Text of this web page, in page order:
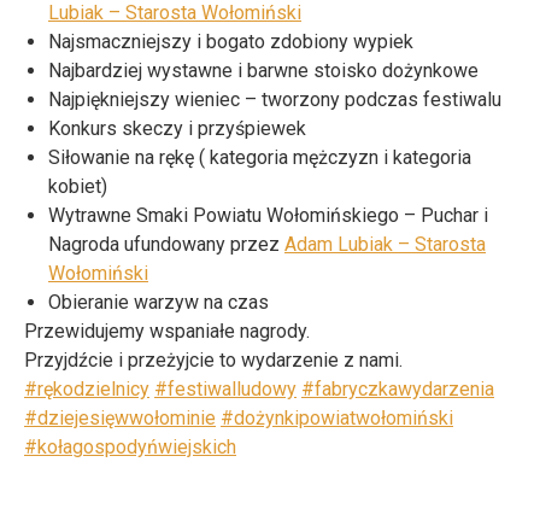
Lubiak – Starosta Wołomiński
Najsmaczniejszy i bogato zdobiony wypiek
Najbardziej wystawne i barwne stoisko dożynkowe
Najpiękniejszy wieniec – tworzony podczas festiwalu
Konkurs skeczy i przyśpiewek
Siłowanie na rękę ( kategoria mężczyzn i kategoria
kobiet)
Wytrawne Smaki Powiatu Wołomińskiego – Puchar i
Nagroda ufundowany przez Adam Lubiak – Starosta
Wołomiński
Obieranie warzyw na czas
Przewidujemy wspaniałe nagrody.
Przyjdźcie i przeżyjcie to wydarzenie z nami.
#rękodzielnicy #festiwalludowy #fabryczkawydarzenia
#dziejesięwwołominie #dożynkipowiatwołomiński
#kołagospodyńwiejskich